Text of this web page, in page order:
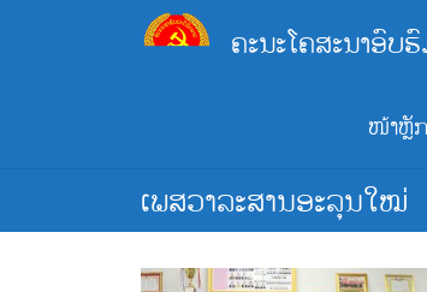
ຄະນະໂຄສະນາອົບ
ໜ້າຫຼັກ
ເພສວາລະສານອະລຸນໃໝ່